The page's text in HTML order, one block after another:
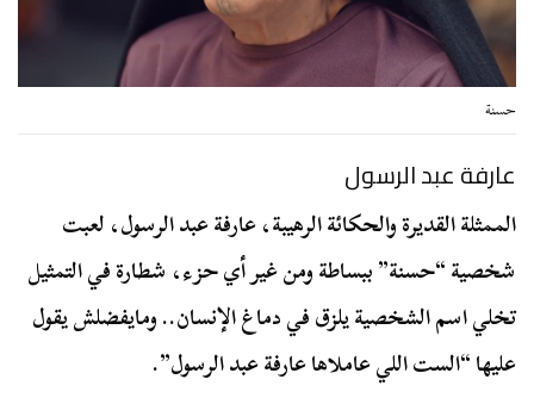
حسنة
عارفة عبد الرسول
الممثلة القديرة والحكائة الرهيبة، عارفة عبد الرسول، لعبت
شخصية “حسنة” ببساطة ومن غير أي حزء، شطارة في التمثيل
تخلي اسم الشخصية يلزق في دماغ الإنسان.. ومايفضلش يقول
عليها “الست اللي عاملاها عارفة عبد الرسول”.